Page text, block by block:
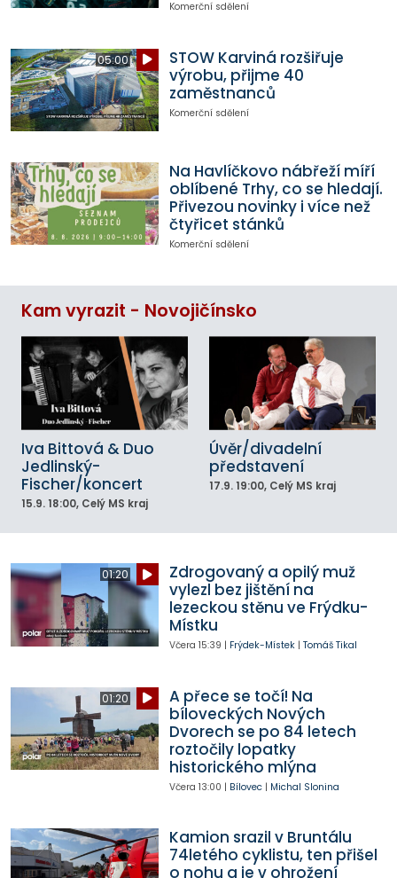
Komerční sdělení
05:00
STOW Karviná rozšiřuje
výrobu, přijme 40
zaměstnanců
Komerční sdělení
Na Havlíčkovo nábřeží míří
oblíbené Trhy, co se hledají.
Přivezou novinky i více než
čtyřicet stánků
Komerční sdělení
Kam vyrazit - Novojičínsko
Iva Bittová & Duo
Jedlinský-
Fischer/koncert
15.9. 18:00, Celý MS kraj
Úvěr/divadelní
představení
17.9. 19:00, Celý MS kraj
01:20
Zdrogovaný a opilý muž
vylezl bez jištění na
lezeckou stěnu ve Frýdku-
Místku
Včera 15:39 | Frýdek-Místek| Tomáš Tikal
01:20
A přece se točí! Na
bíloveckých Nových
Dvorech se po 84 letech
roztočily lopatky
historického mlýna
Včera 13:00 | Bílovec| Michal Slonina
Kamion srazil v Bruntálu
74letého cyklistu, ten přišel
o nohu a je v ohrožení